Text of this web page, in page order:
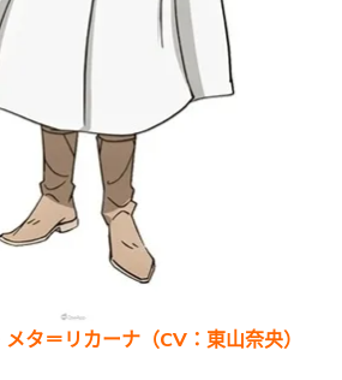
タ＝リカーナ（CV：東山奈央）